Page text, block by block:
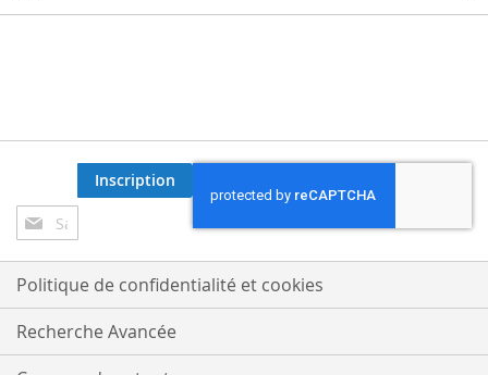
Inscription
à
notre
lettre
d’information
:
Inscription
Politique de confidentialité et cookies
Recherche Avancée